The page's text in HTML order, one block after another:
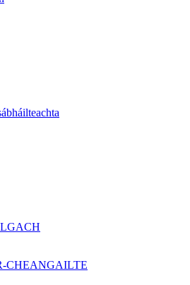
CHEANGAILTE